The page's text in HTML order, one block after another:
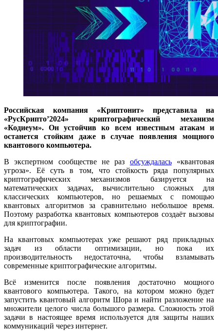
Российская компания «Криптонит» представила на
«РусКрипто’2024» криптографический механизм
«Кодиеум». Он устойчив ко всем известным атакам и
останется стойким даже в случае появления мощного
квантового компьютера.
В экспертном сообществе не раз обсуждалась«квантовая
угроза». Её суть в том, что стойкость ряда популярных
криптографических механизмов базируется на
математических задачах, вычислительно сложных для
классических компьютеров, но решаемых с помощью
квантовых алгоритмов за сравнительно небольшое время.
Поэтому разработка квантовых компьютеров создаёт вызовы
для криптографии.
На квантовых компьютерах уже решают ряд прикладных
задач из области оптимизации, но пока их
производительность недостаточна, чтобы взламывать
современные криптографические алгоритмы.
Всё изменится после появления достаточно мощного
квантового компьютера. Такого, на котором можно будет
запустить квантовый алгоритм Шора и найти разложение на
множители целого числа большого размера. Сложность этой
задачи в настоящее время используется для защиты наших
коммуникаций через интернет.